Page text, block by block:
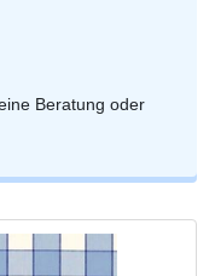
Beratung oder